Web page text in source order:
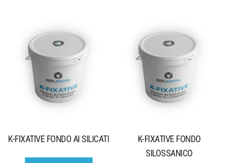
K-FIXATIVE FONDO AI SILICATI
K-FIXATIVE FONDO
SILOSSANICO